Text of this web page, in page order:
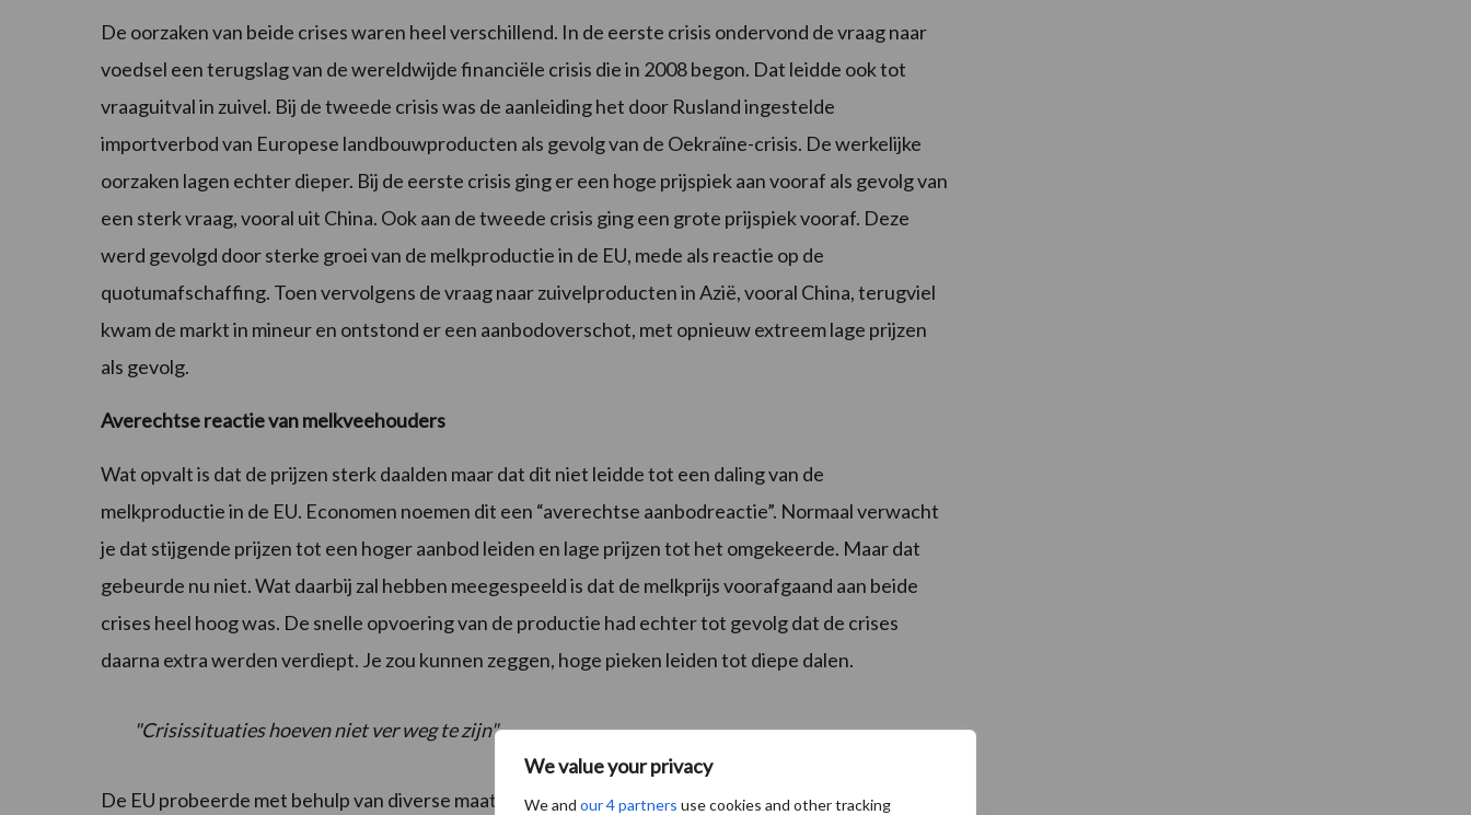
We value your privacy
We and our 4 partners use cookies and other tracking
De oorzaken van beide crises waren heel verschillend. In de eerste crisis ondervond de vraag naar
voedsel een terugslag van de wereldwijde financiële crisis die in 2008 begon. Dat leidde ook tot
vraaguitval in zuivel. Bij de tweede crisis was de aanleiding het door Rusland ingestelde
importverbod van Europese landbouwproducten als gevolg van de Oekraïne-crisis. De werkelijke
oorzaken lagen echter dieper. Bij de eerste crisis ging er een hoge prijspiek aan vooraf als gevolg van
een sterk vraag, vooral uit China. Ook aan de tweede crisis ging een grote prijspiek vooraf. Deze
werd gevolgd door sterke groei van de melkproductie in de EU, mede als reactie op de
quotumafschaffing. Toen vervolgens de vraag naar zuivelproducten in Azië, vooral China, terugviel
kwam de markt in mineur en ontstond er een aanbodoverschot, met opnieuw extreem lage prijzen
als gevolg.
Averechtse reactie van melkveehouders
Wat opvalt is dat de prijzen sterk daalden maar dat dit niet leidde tot een daling van de
melkproductie in de EU. Economen noemen dit een “averechtse aanbodreactie”. Normaal verwacht
je dat stijgende prijzen tot een hoger aanbod leiden en lage prijzen tot het omgekeerde. Maar dat
gebeurde nu niet. Wat daarbij zal hebben meegespeeld is dat de melkprijs voorafgaand aan beide
crises heel hoog was. De snelle opvoering van de productie had echter tot gevolg dat de crises
daarna extra werden verdiept. Je zou kunnen zeggen, hoge pieken leiden tot diepe dalen.
"Crisissituaties hoeven niet ver weg te zijn"
De EU probeerde met behulp van diverse maatregelen, zoals interventieopkopen en speciale